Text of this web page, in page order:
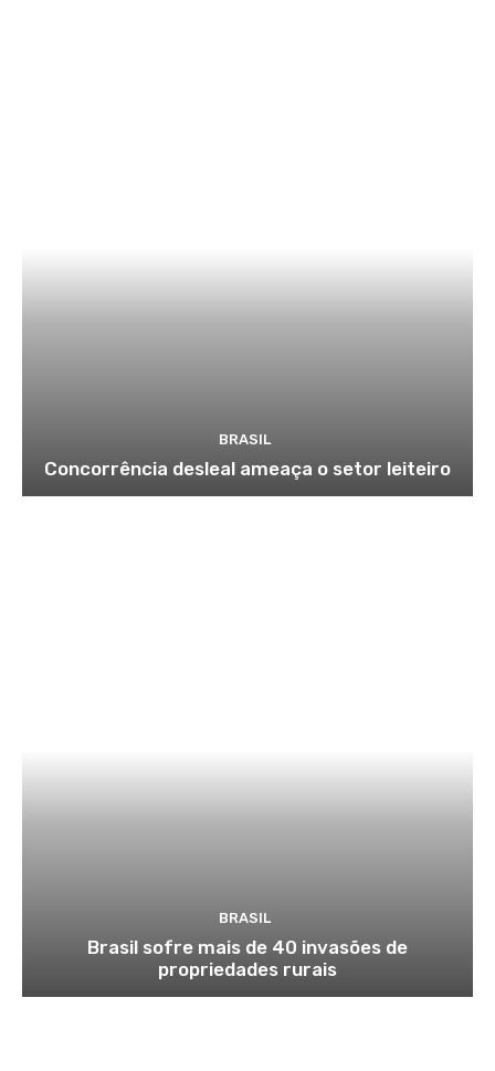
BRASIL
Concorrência desleal ameaça o setor leiteiro
BRASIL
Brasil sofre mais de 40 invasões de
propriedades rurais